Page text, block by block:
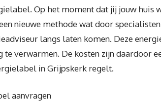
Op het moment dat jij jouw huis
nieuwe methode wat door
langs laten komen. Deze
verwarmen. De kosten zijn daardoor
in Grijpskerk regelt.
aanvragen